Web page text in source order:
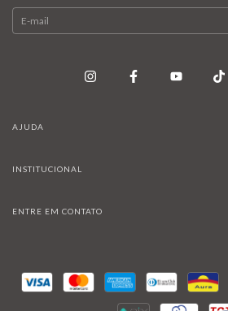
AJUDA
INSTITUCIONAL
ENTRE EM CONTATO